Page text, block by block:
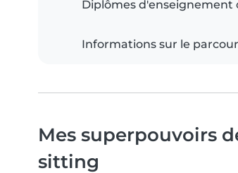
Diplômes d'enseignement
Informations sur le
Mes superpouvoirs
sitting